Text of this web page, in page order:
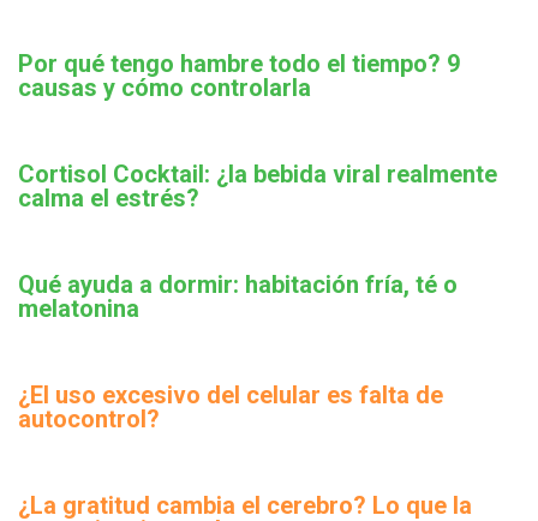
Por qué tengo hambre todo el tiempo? 9
causas y cómo controlarla
Cortisol Cocktail: ¿la bebida viral realmente
calma el estrés?
Qué ayuda a dormir: habitación fría, té o
melatonina
¿El uso excesivo del celular es falta de
autocontrol?
¿La gratitud cambia el cerebro? Lo que la